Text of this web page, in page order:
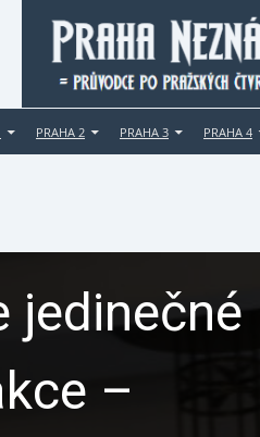
PRAHA 2 PRAHA 3 PRAHA 4
jedinečné
–